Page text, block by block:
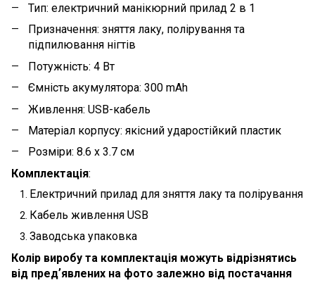
Тип: електричний манікюрний прилад 2 в 1
Призначення: зняття лаку, полірування та
підпилювання нігтів
Потужність: 4 Вт
Ємність акумулятора: 300 mAh
Живлення: USB-кабель
Матеріал корпусу: якісний ударостійкий пластик
Розміри: 8.6 х 3.7 см
Комплектація:
Електричний прилад для зняття лаку та полірування
Кабель живлення USB
Заводська упаковка
Колір виробу та комплектація можуть відрізнятись
від предʼявлених на фото залежно від постачання